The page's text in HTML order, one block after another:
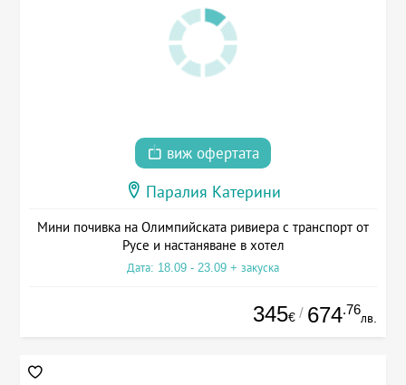
виж офертата
Паралия Катерини
Мини почивка на Олимпийската ривиера с транспорт от
Русе и настаняване в хотел
Дата: 18.09 - 23.09 + закуска
345€ / 674.76
лв.